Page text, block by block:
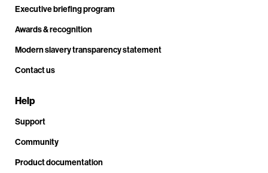
Executive briefing program
Awards & recognition
Modern slavery transparency statement
Contact us
Help
Support
Community
Product documentation